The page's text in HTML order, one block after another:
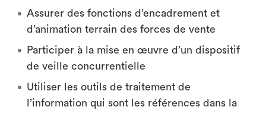
Assurer des fonctions d’encadrement et
d’animation terrain des forces de vente
Participer à la mise en œuvre d’un dispositif
de veille concurrentielle
Utiliser les outils de traitement de
l’information qui sont les références dans la